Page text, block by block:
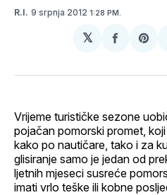
R.I. 9 srpnja 2012 1:28 PM.
𝕏
podijeli
Vrijeme turističke sezone
pojačan pomorski promet,
kako po nautičare, tako i za
glisiranje samo je jedan od
ljetnih mjeseci susreće
imati vrlo teške ili kobne